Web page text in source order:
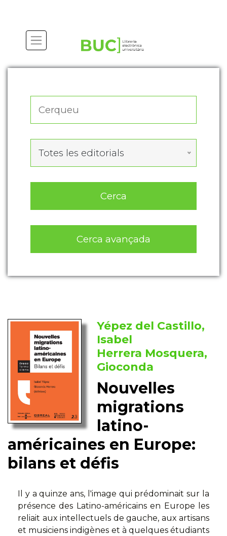
Totes les editorials
Cerca
Cerca avançada
Yépez del Castillo,
Isabel
Herrera Mosquera,
Gioconda
Nouvelles
migrations
latino-
américaines en Europe:
bilans et défis
Il y a quinze ans, l'image qui prédominait sur la
présence des Latino-américains en Europe les
reliait aux intellectuels de gauche, aux artisans
et musiciens indigènes et à quelques étudiants